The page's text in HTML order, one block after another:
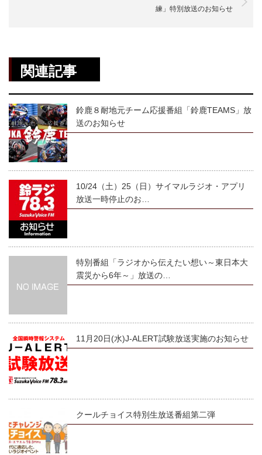
練」特別放送のお知らせ
関連記事
鈴鹿８耐地元チーム応援番組「鈴鹿TEAMS」放
送のお知らせ
10/24（土）25（日）サイマルラジオ・アプリ
放送一時停止のお…
特別番組「ラジオから伝えたい想い～東日本大
震災から6年～」放送の…
11月20日(水)J-ALERT試験放送実施のお知らせ
クールチョイス特別生放送番組第二弾